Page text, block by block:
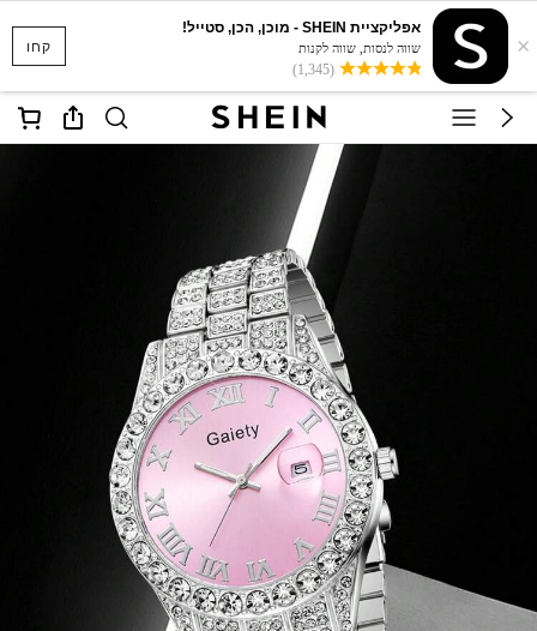
קחו ×
אפליקציית SHEIN - מוכן, הכן, סטייל!
שווה לנסות, שווה לקנות
(1,345)